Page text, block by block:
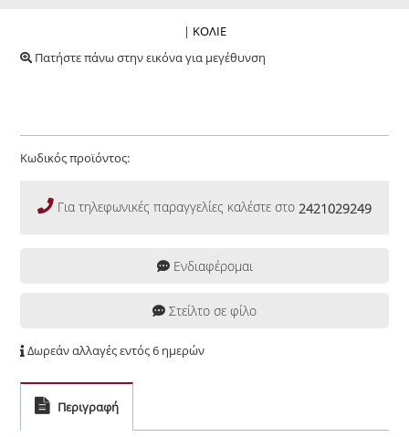
| ΚΟΛΙΕ
Πατήστε πάνω στην εικόνα για μεγέθυνση
Κωδικός προϊόντος:
Για τηλεφωνικές παραγγελίες καλέστε στο 2421029249
Ενδιαφέρομαι
Στείλτο σε φίλο
Δωρεάν αλλαγές εντός 6 ημερών
Περιγραφή